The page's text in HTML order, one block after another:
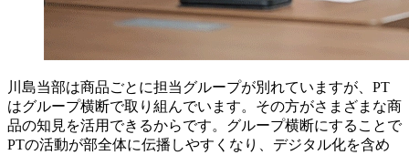
川島当部は商品ごとに担当グループが別れていますが、PT
はグループ横断で取り組んでいます。その方がさまざまな商
品の知見を活用できるからです。グループ横断にすることで
PTの活動が部全体に伝播しやすくなり、デジタル化を含め